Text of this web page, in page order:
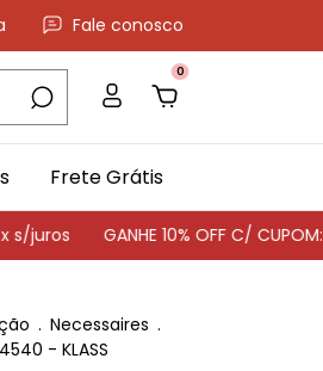
Fale conosco
0
Frete Grátis
GANHE 10% OFF C/ CUPOM:
. Necessaires .
4540 - KLASS